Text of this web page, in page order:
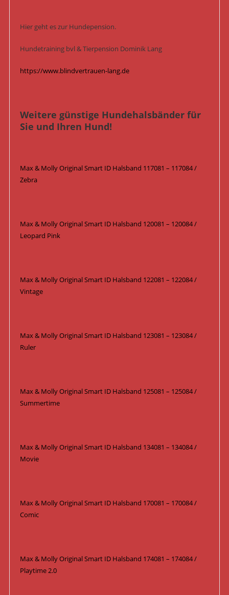
Hier geht es zur Hundepension.
Hundetraining bvl & Tierpension Dominik Lang
https://www.blindvertrauen-lang.de
Weitere günstige Hundehalsbänder für
Sie und Ihren Hund!
Max & Molly Original Smart ID Halsband 117081 – 117084 /
Zebra
Max & Molly Original Smart ID Halsband 120081 – 120084 /
Leopard Pink
Max & Molly Original Smart ID Halsband 122081 – 122084 /
Vintage
Max & Molly Original Smart ID Halsband 123081 – 123084 /
Ruler
Max & Molly Original Smart ID Halsband 125081 – 125084 /
Summertime
Max & Molly Original Smart ID Halsband 134081 – 134084 /
Movie
Max & Molly Original Smart ID Halsband 170081 – 170084 /
Comic
Max & Molly Original Smart ID Halsband 174081 – 174084 /
Playtime 2.0